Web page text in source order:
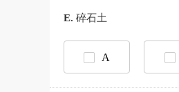
E. 碎石土
A